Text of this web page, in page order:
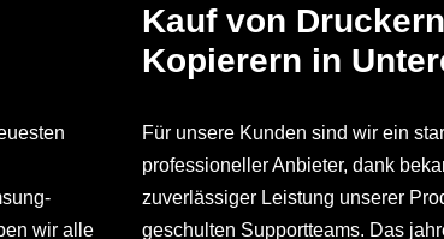
wir alle
Kauf von
Kopierern in
Für unsere Kunden sind wir ein
professioneller Anbieter, dank
zuverlässiger Leistung unserer
geschulten Supportteams. Das